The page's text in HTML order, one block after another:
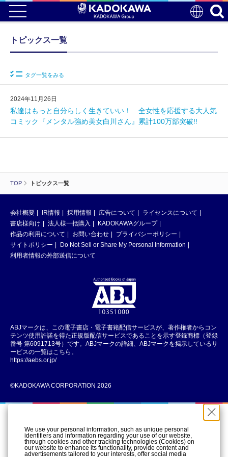
TOP トピックス一覧
トピックス一覧
タグ一覧をみる
2024年11月26日
私達はもっと自分らしく生きていい！ 全女性を応援する大人気
コミック『メンタル強め美女白川さん』累計100万部突破!!
会社概要 IR情報 採用情報 広告について
ライセンスについて
書店様向け
法人様一括購入
KADOKAWAグループ
作品の利用について
お問い合わせ
プライバシーポリシー
サイトポリシー
Do Not Sell or Share My Personal Information
利用者情報の外部送信について
ABJマークは、この電子書店・電子書籍配信サービスが、著作権者からコン
テンツ使用許諾を得た正規版配信サービスであることを示す登録商標（登録
番号 第6091713号）です。ABJマークの詳細、ABJマークを掲示しているサ
ービスの一覧はこちら。
https://aebs.or.jp/
©KADOKAWA CORPORATION 2026
We use your personal information, such as unique personal
identifiers and information regarding your use of our website,
through cookies and other tracking technologies (Cookies) on
our website to enhance its functionality, provide content and
advertisements tailored to your interests, offer social media